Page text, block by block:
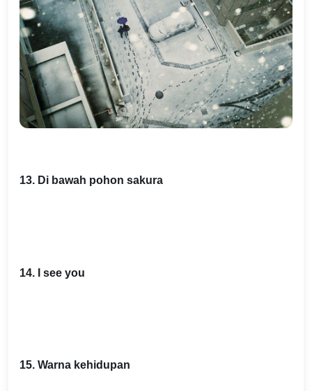
13. Di bawah pohon sakura
14. I see you
15. Warna kehidupan